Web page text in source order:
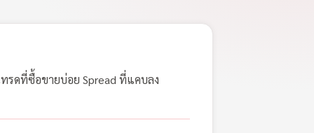
รดที่ซื้อขายบ่อย Spread ที่แคบลง